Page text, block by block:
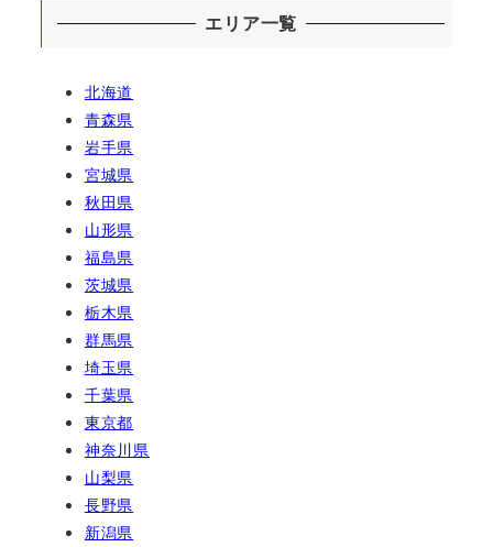
エリア一覧
北海道
青森県
岩手県
宮城県
秋田県
山形県
福島県
茨城県
栃木県
群馬県
埼玉県
千葉県
東京都
神奈川県
山梨県
長野県
新潟県